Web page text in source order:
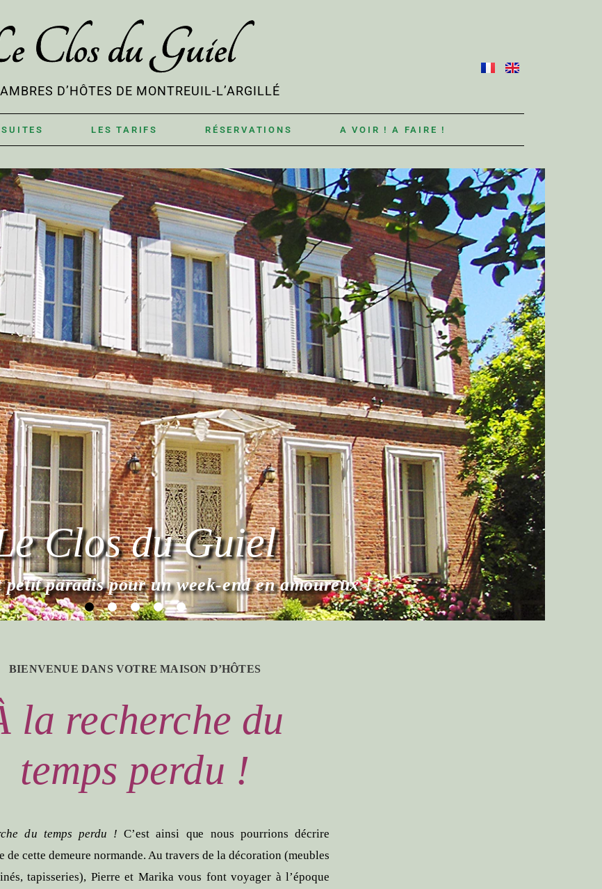
Clos du Guiel
D’HÔTES DE MONTREUIL-L’ARGILLÉ
LES TARIFS RÉSERVATIONS A VOIR ! A FAIRE !
BIENVENUE DANS VOTRE MAISON D’HÔTES
la recherche du
temps perdu !
du temps perdu ! C’est ainsi que nous pourrions décrire
de cette demeure normande. Au travers de la décoration (meubles
tapisseries), Pierre et Marika vous font voyager à l’époque